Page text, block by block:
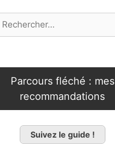
Parcours fléché : mes
recommandations
Suivez le guide !